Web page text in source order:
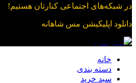
در شبکه‌های اجتماعی کنارتان هستیم!
دانلود اپلیکیشن مس شاهانه
خانه
دسته بندی
سبد خرید